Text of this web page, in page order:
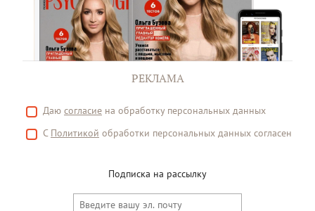
РЕКЛАМА
Даю согласие на обработку персональных данных
С Политикой обработки персональных данных согласен
Подписка на рассылку